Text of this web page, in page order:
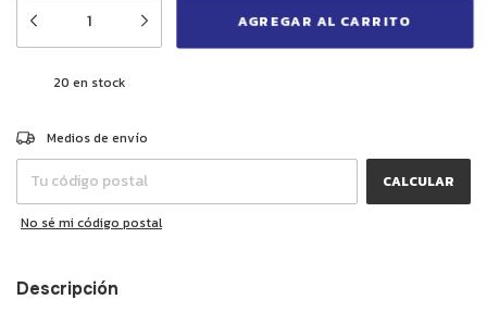
20 en stock
Entregas para el CP:
Medios de envío
CALCULAR
No sé mi código postal
Descripción